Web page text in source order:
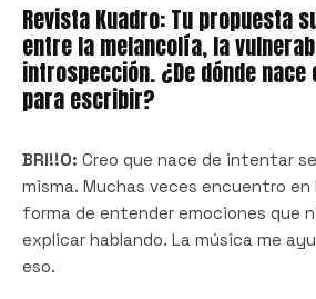
Revista Kuadro: Tu propuesta
entre la melancolía, la
introspección. ¿De dónde
para escribir?
BRI!!O: Creo que nace de intentar
misma. Muchas veces encuentro
forma de entender emociones que
explicar hablando. La música me
eso.